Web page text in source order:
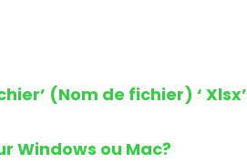
(Nom de fichier) ‘ Xlsx’
Windows ou Mac?